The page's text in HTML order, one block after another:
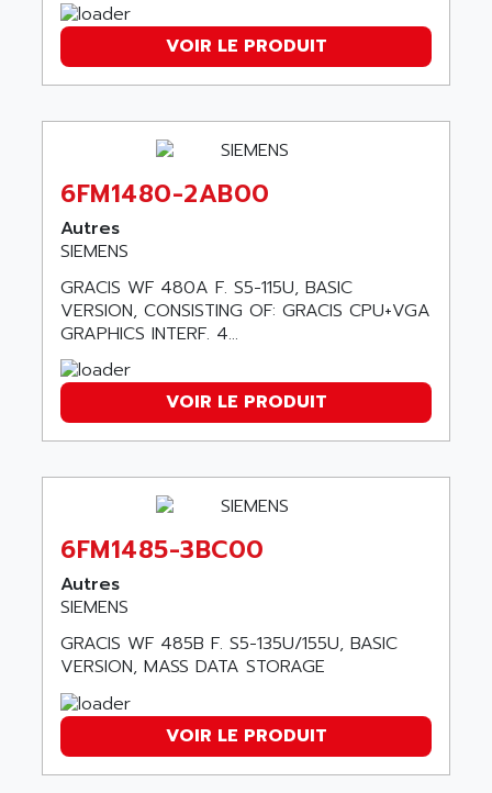
PANEL PLUS 600
DIGIFAS
MICROCOR
PYRAMID
ADMIRAL
4900
MV1000
650 SERIE
ALPHA SVM
FRENIC
PUSH BUTTON PANEL
MENTOR II
EEA
CD1-K
SIMATIC MONITOR PANEL
LCD
ABS
ALPES DEIS
ALPES TECNOLOGIE
ALPHA
ALPHA GETRIEBEBAU
ALPHA LAVAL
ALPHA SOLWAY
ALPHA VUOTO
ALPHA WIRE
ALPHAGEAR
ALPHEE
ALPINE
ALPS
ALR
ALRITMA M
ALSPA
ALSTHOM
ALSTHOM ATLANTIQUE
ALSTHOM PARVEX
ALSTOM
ALTER
VOIR LE PRODUIT
6FM1480-2AB00
Autres
SIEMENS
GRACIS WF 480A F. S5-115U, BASIC
VERSION, CONSISTING OF: GRACIS CPU+VGA
GRAPHICS INTERF. 4...
VOIR LE PRODUIT
6FM1485-3BC00
Autres
SIEMENS
GRACIS WF 485B F. S5-135U/155U, BASIC
VERSION, MASS DATA STORAGE
VOIR LE PRODUIT